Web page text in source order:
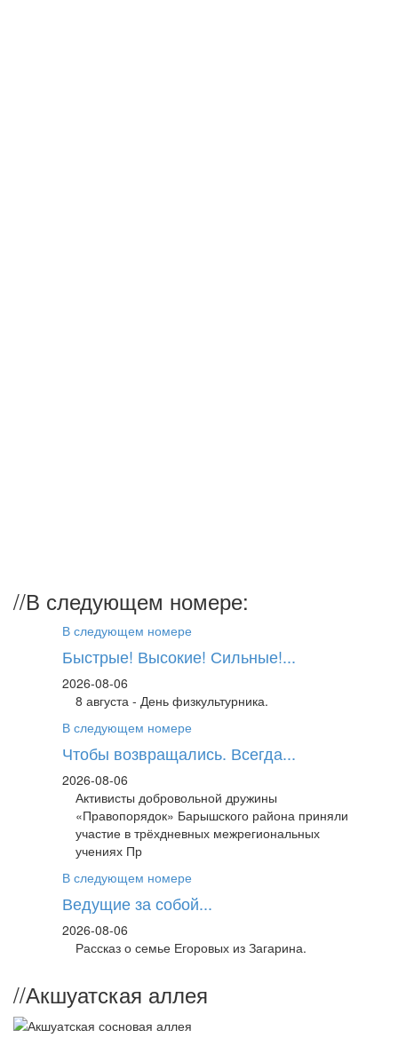
//В следующем номере:
В следующем номере
Быстрые! Высокие! Сильные!...
2026-08-06
8 августа - День физкультурника.
В следующем номере
Чтобы возвращались. Всегда...
2026-08-06
Активисты добровольной дружины
«Правопорядок» Барышского района приняли
участие в трёхдневных межрегиональных
учениях Пр
В следующем номере
Ведущие за собой...
2026-08-06
Рассказ о семье Егоровых из Загарина.
//Акшуатская аллея